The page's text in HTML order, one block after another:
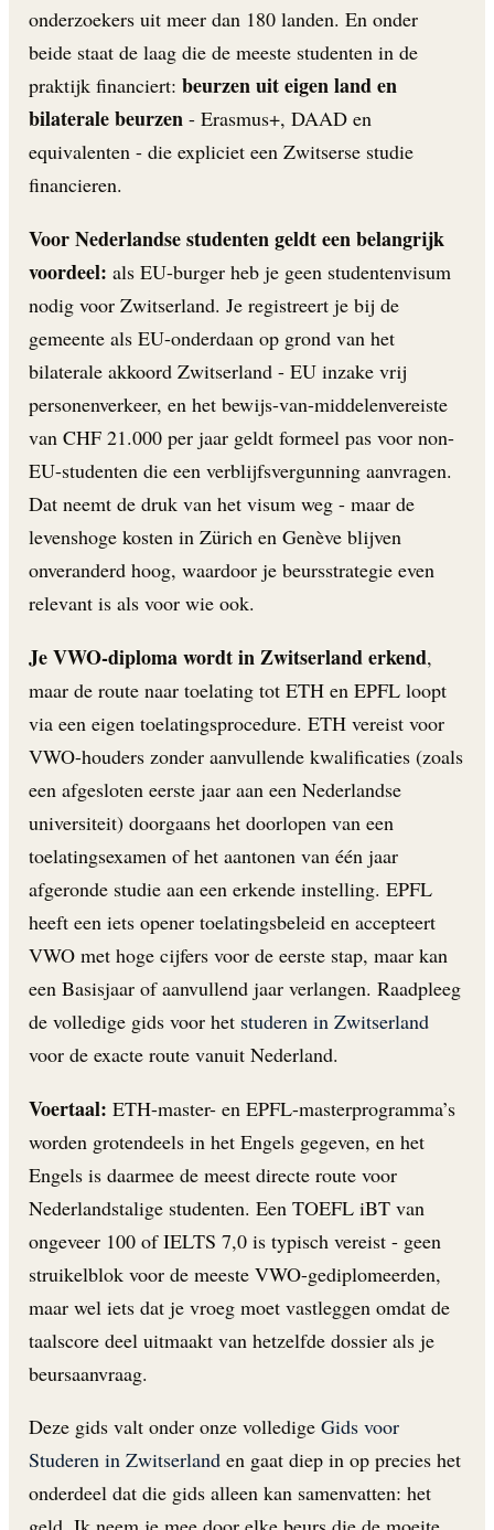
onderzoekers uit meer dan 180 landen. En onder
beide staat de laag die de meeste studenten in de
praktijk financiert: beurzen uit eigen land en
bilaterale beurzen - Erasmus+, DAAD en
equivalenten - die expliciet een Zwitserse studie
financieren.
Voor Nederlandse studenten geldt een belangrijk
voordeel: als EU-burger heb je geen studentenvisum
nodig voor Zwitserland. Je registreert je bij de
gemeente als EU-onderdaan op grond van het
bilaterale akkoord Zwitserland - EU inzake vrij
personenverkeer, en het bewijs-van-middelenvereiste
van CHF 21.000 per jaar geldt formeel pas voor non-
EU-studenten die een verblijfsvergunning aanvragen.
Dat neemt de druk van het visum weg - maar de
levenshoge kosten in Zürich en Genève blijven
onveranderd hoog, waardoor je beursstrategie even
relevant is als voor wie ook.
Je VWO-diploma wordt in Zwitserland erkend,
maar de route naar toelating tot ETH en EPFL loopt
via een eigen toelatingsprocedure. ETH vereist voor
VWO-houders zonder aanvullende kwalificaties (zoals
een afgesloten eerste jaar aan een Nederlandse
universiteit) doorgaans het doorlopen van een
toelatingsexamen of het aantonen van één jaar
afgeronde studie aan een erkende instelling. EPFL
heeft een iets opener toelatingsbeleid en accepteert
VWO met hoge cijfers voor de eerste stap, maar kan
een Basisjaar of aanvullend jaar verlangen. Raadpleeg
de volledige gids voor het studeren in Zwitserland
voor de exacte route vanuit Nederland.
Voertaal: ETH-master- en EPFL-masterprogramma’s
worden grotendeels in het Engels gegeven, en het
Engels is daarmee de meest directe route voor
Nederlandstalige studenten. Een TOEFL iBT van
ongeveer 100 of IELTS 7,0 is typisch vereist - geen
struikelblok voor de meeste VWO-gediplomeerden,
maar wel iets dat je vroeg moet vastleggen omdat de
taalscore deel uitmaakt van hetzelfde dossier als je
beursaanvraag.
Deze gids valt onder onze volledige Gids voor
Studeren in Zwitserland en gaat diep in op precies het
onderdeel dat die gids alleen kan samenvatten: het